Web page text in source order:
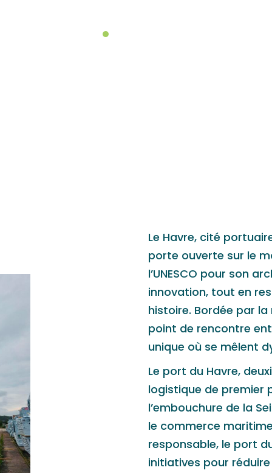
Le Havre, cité
porte ouverte sur le
l’UNESCO pour son
innovation, tout en
histoire. Bordée par
point de rencontre
unique où se mêlent
Le port du Havre,
logistique de premier
l’embouchure de la
le commerce
responsable, le port
initiatives pour